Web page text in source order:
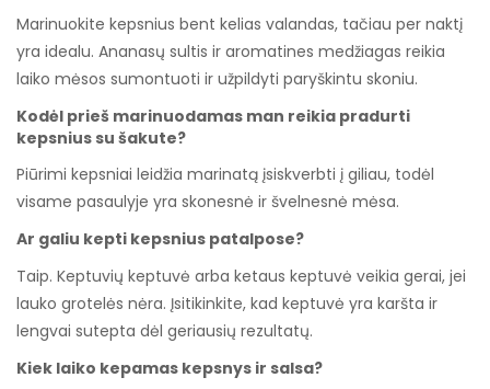
Marinuokite kepsnius bent kelias valandas, tačiau per naktį
yra idealu. Ananasų sultis ir aromatines medžiagas reikia
laiko mėsos sumontuoti ir užpildyti paryškintu skoniu.
Kodėl prieš marinuodamas man reikia pradurti
kepsnius su šakute?
Piūrimi kepsniai leidžia marinatą įsiskverbti į giliau, todėl
visame pasaulyje yra skonesnė ir švelnesnė mėsa.
Ar galiu kepti kepsnius patalpose?
Taip. Keptuvių keptuvė arba ketaus keptuvė veikia gerai, jei
lauko grotelės nėra. Įsitikinkite, kad keptuvė yra karšta ir
lengvai sutepta dėl geriausių rezultatų.
Kiek laiko kepamas kepsnys ir salsa?